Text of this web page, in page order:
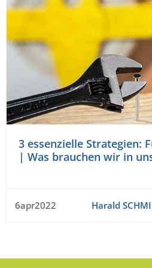
3 essenzielle Strategien:
| Was brauchen wir in
6apr2022 Harald